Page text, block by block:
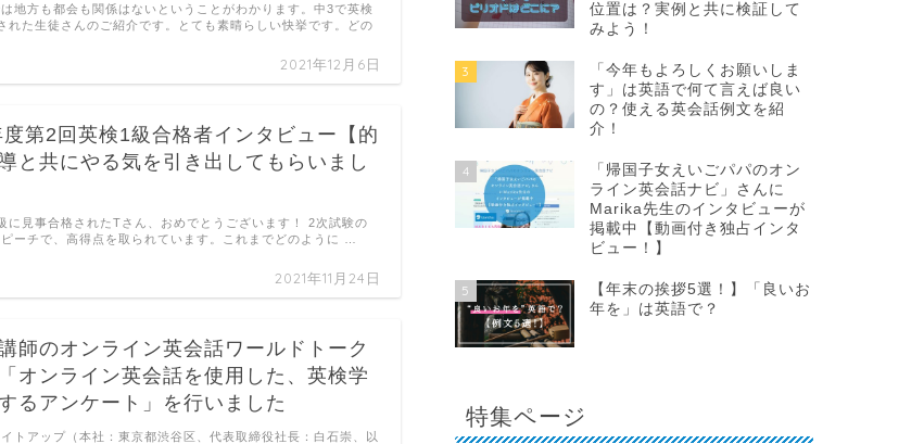
2021年12月6日
地方も都会も関係はないということがわかります。中3で英検
れた生徒さんのご紹介です。とても素晴らしい快挙です。どの
第2回英検1級合格者インタビュー【的
と共にやる気を引き出してもらいまし
2021年11月24日
に見事合格されたTさん、おめでとうございます！ 2次試験の
ーチで、高得点を取られています。これまでどのように …
師のオンライン英会話ワールドトーク
オンライン英会話を使用した、英検学
るアンケート」を行いました
トアップ（本社：東京都渋谷区、代表取締役社長：白石崇、以
位置は？実例と共に検証して
みよう！
3
「今年もよろしくお願いしま
す」は英語で何て言えば良い
の？使える英会話例文を紹
介！
4
「帰国子女えいごパパのオン
ライン英会話ナビ」さんに
Marika先生のインタビューが
掲載中【動画付き独占インタ
ビュー！】
5
【年末の挨拶5選！】「良いお
年を」は英語で？
特集ページ